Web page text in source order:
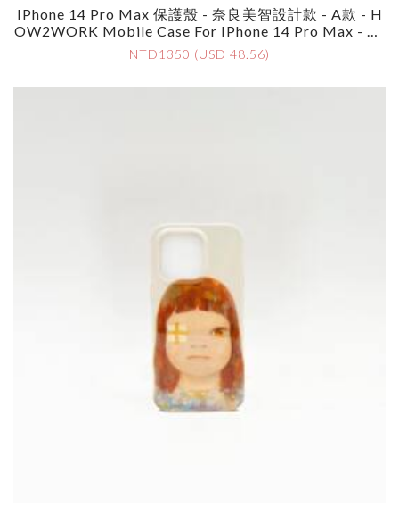
IPhone 14 Pro Max 保護殼 - 奈良美智設計款 - A款 - H
OW2WORK Mobile Case For IPhone 14 Pro Max - By
Yoshimoto Nara - Style A
NTD1350 (USD 48.56)